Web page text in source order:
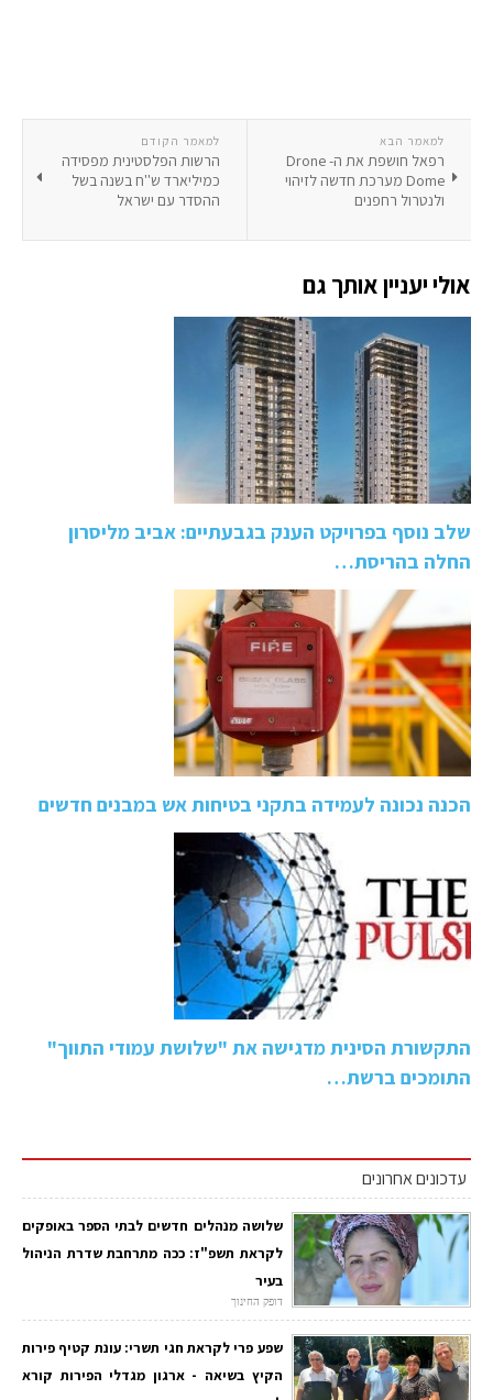
למאמר הקודם
הרשות הפלסטינית מפסידה
כמיליארד ש''ח בשנה בשל
ההסדר עם ישראל
למאמר הבא
רפאל חושפת את ה- Drone
Dome מערכת חדשה לזיהוי
ולנטרול רחפנים
אולי יעניין אותך גם
שלב נוסף בפרויקט הענק בגבעתיים: אביב מליסרון
החלה בהריסת…
הכנה נכונה לעמידה בתקני בטיחות אש במבנים חדשים
התקשורת הסינית מדגישה את "שלושת עמודי התווך"
התומכים ברשת…
עדכונים אחרונים
שלושה מנהלים חדשים לבתי הספר באופקים
לקראת תשפ"ז: ככה מתרחבת שדרת הניהול
בעיר
דופק החינוך
שפע פרי לקראת חגי תשרי: עונת קטיף פירות
הקיץ בשיאה - ארגון מגדלי הפירות קורא